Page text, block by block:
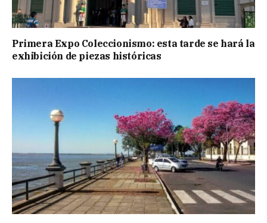
Primera Expo Coleccionismo: esta tarde se hará la
exhibición de piezas históricas